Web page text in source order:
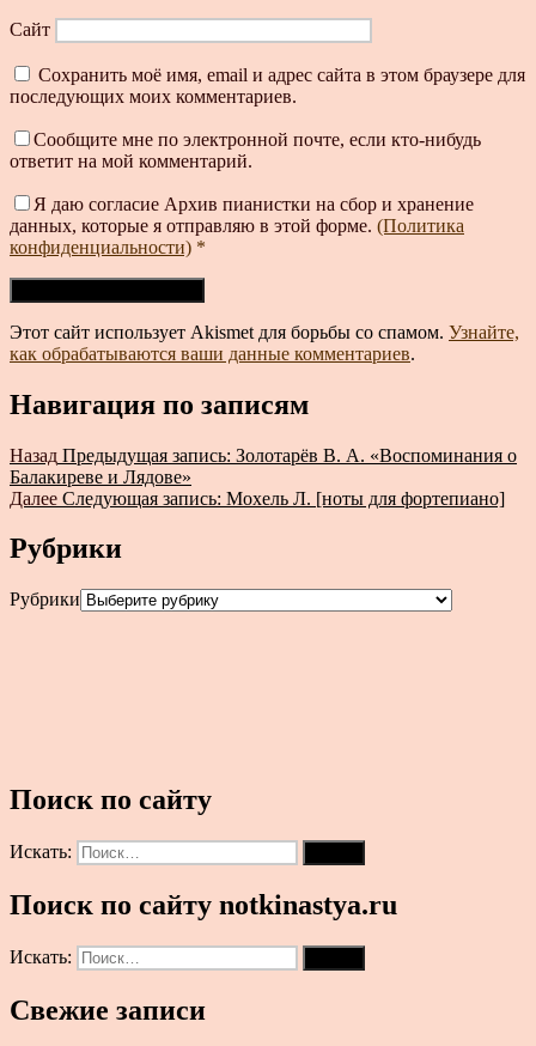
Сайт
Сохранить моё имя, email и адрес сайта в этом браузере для
последующих моих комментариев.
Сообщите мне по электронной почте, если кто-нибудь
ответит на мой комментарий.
Я даю согласие Архив пианистки на сбор и хранение
данных, которые я отправляю в этой форме. (Политика
конфиденциальности) *
Этот сайт использует Akismet для борьбы со спамом. Узнайте,
как обрабатываются ваши данные комментариев.
Навигация по записям
Назад Предыдущая запись: Золотарёв В. А. «Воспоминания о
Балакиреве и Лядове»
Далее Следующая запись: Мохель Л. [ноты для фортепиано]
Рубрики
Рубрики
Поиск по сайту
Искать:
Поиск по сайту notkinastya.ru
Искать:
Свежие записи